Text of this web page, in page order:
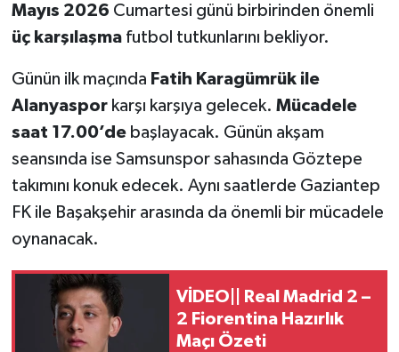
Mayıs 2026 Cumartesi günü birbirinden önemli
üç karşılaşmafutbol tutkunlarını bekliyor.
Günün ilk maçında Fatih Karagümrük ile
Alanyaspor karşı karşıya gelecek. Mücadele
saat 17.00’de başlayacak. Günün akşam
seansında ise Samsunspor sahasında Göztepe
takımını konuk edecek. Aynı saatlerde Gaziantep
FK ile Başakşehir arasında da önemli bir mücadele
oynanacak.
VİDEO|| Real Madrid 2 –
2 Fiorentina Hazırlık
Maçı Özeti